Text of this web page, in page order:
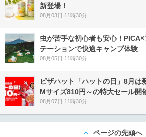
新登場！
08月03日 11時30分
虫が苦手な初心者も安心！
テーションで快適キャンプ体験
08月05日 11時30分
ピザハット「ハットの日」8月は
Mサイズ810円～の特大セール開
08月07日 11時30分
ページの先頭へ